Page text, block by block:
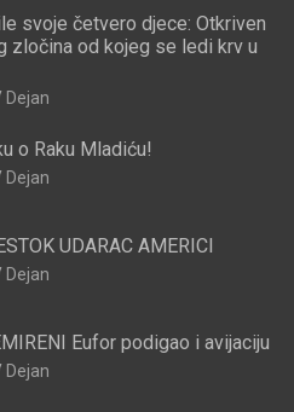
svoje četvero djece: Otkriven
zločina od kojeg se ledi krv u
Dejan
o Raku Mladiću!
Dejan
UDARAC AMERICI
Dejan
Eufor podigao i avijaciju
Dejan